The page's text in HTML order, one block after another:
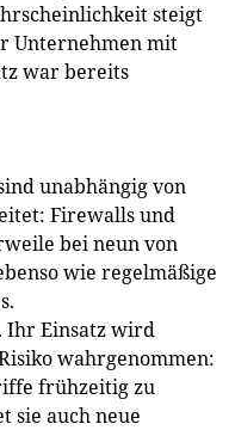
steigt
Unternehmen mit
war ­bereits
unabhängig von
Firewalls und
bei neun von
wie regelmäßige
Ihr Einsatz wird
wahrgenommen:
frühzeitig zu
sie auch neue